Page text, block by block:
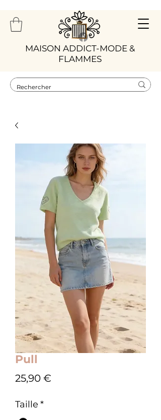
​MAISON ADDICT-MODE &
FLAMMES
Pull
25,90 €
Taille *